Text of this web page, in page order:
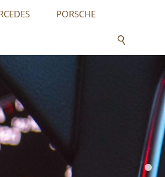
PORSCHE